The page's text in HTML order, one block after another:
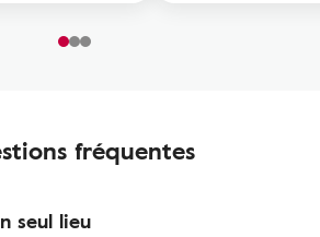
fréquentes
seul lieu